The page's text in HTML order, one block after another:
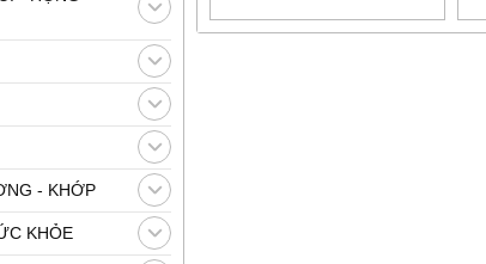
- KHỚP
KHỎE